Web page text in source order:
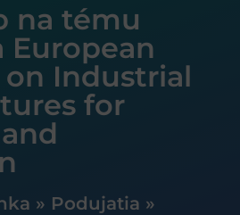
na tému
European
Industrial
for
» Podujatia »